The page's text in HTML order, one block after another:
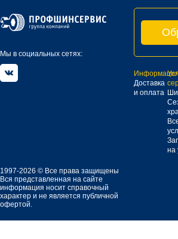
Мы в социальных сетях:
Доставка
и оплата
на
1997-2026 © Все права защищены
Вся представленная на сайте
информация носит справочный
характер и не является публичной
офертой.